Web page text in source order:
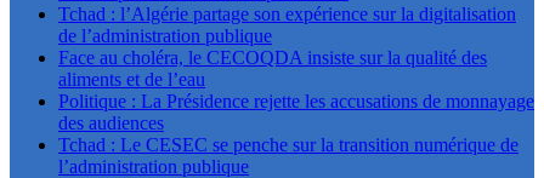
Tchad : l’Algérie partage son expérience sur la digitalisation
de l’administration publique
Face au choléra, le CECOQDA insiste sur la qualité des
aliments et de l’eau
Politique : La Présidence rejette les accusations de monnayage
des audiences
Tchad : Le CESEC se penche sur la transition numérique de
l’administration publique